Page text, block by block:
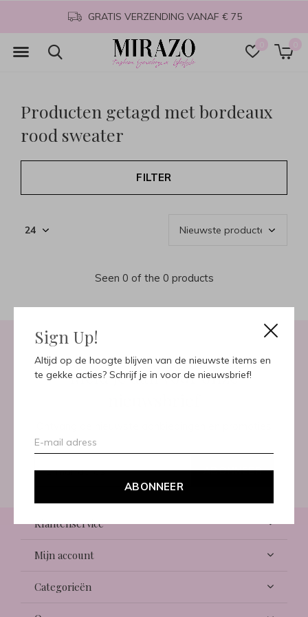
Sign Up!
Altijd op de hoogte blijven van de nieuwste items en
te gekke acties? Schrijf je in voor de nieuwsbrief!
ABONNEER
0 0
GRATIS VERZENDING VANAF € 75
Producten getagd met bordeaux
rood sweater
FILTER
Seen 0 of the 0 products
Meld je aan voor onze
ABONNEER
Klantenservice
Mijn account
Categorieën